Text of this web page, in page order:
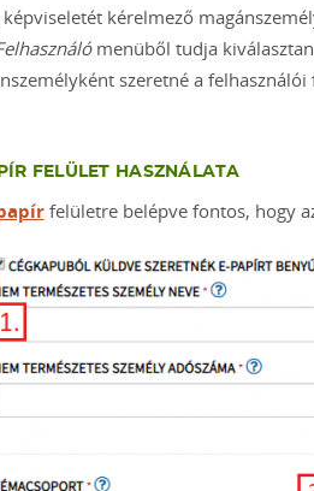
képviseletét kérelmező
menüből tudja
szeretné a
FELÜLET HASZNÁLATA
felületre belépve fontos, hogy